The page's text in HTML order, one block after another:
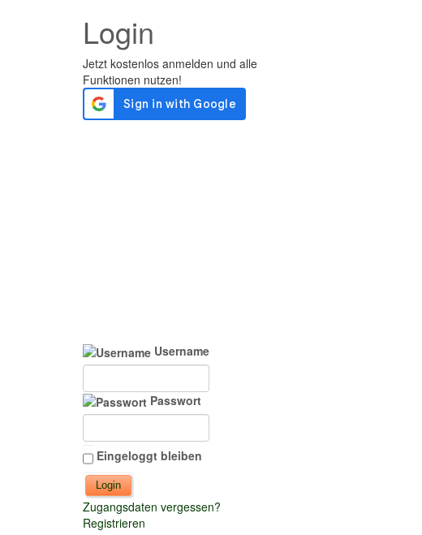
Login
Username
Passwort
Eingeloggt bleiben
Zugangsdaten vergessen?
Registrieren